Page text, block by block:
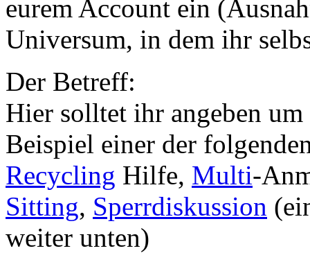
eurem Account ein
Universum, in dem ihr
Der Betreff:
Hier solltet ihr angeben
Beispiel einer der
Recycling Hilfe, Multi-
Sitting, Sperrdiskussion
weiter unten)